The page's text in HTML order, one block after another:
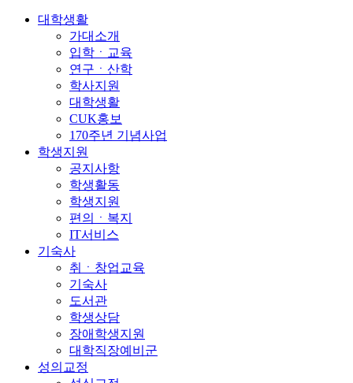
대학생활
가대소개
입학ㆍ교육
연구ㆍ산학
학사지원
대학생활
CUK홍보
170주년 기념사업
학생지원
공지사항
학생활동
학생지원
편의ㆍ복지
IT서비스
기숙사
취ㆍ창업교육
기숙사
도서관
학생상담
장애학생지원
대학직장예비군
성의교정